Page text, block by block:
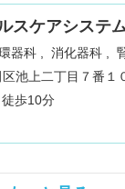
スケアシステ
器科 消化器科
リテーション
脳
池上二丁目７番１
歩10分